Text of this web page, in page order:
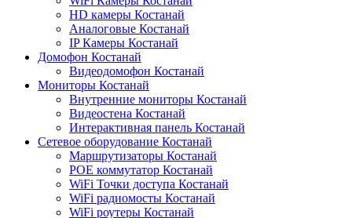
HD камеры Костанай
Аналоговые Костанай
IP Камеры Костанай
Домофон Костанай
Видеодомофон Костанай
Мониторы Костанай
Внутренние мониторы Костанай
Видеостена Костанай
Интерактивная панель Костанай
Сетевое оборудование Костанай
Маршрутизаторы Костанай
POE коммутатор Костанай
WiFi Точки доступа Костанай
WiFi радиомосты Костанай
WiFi роутеры Костанай